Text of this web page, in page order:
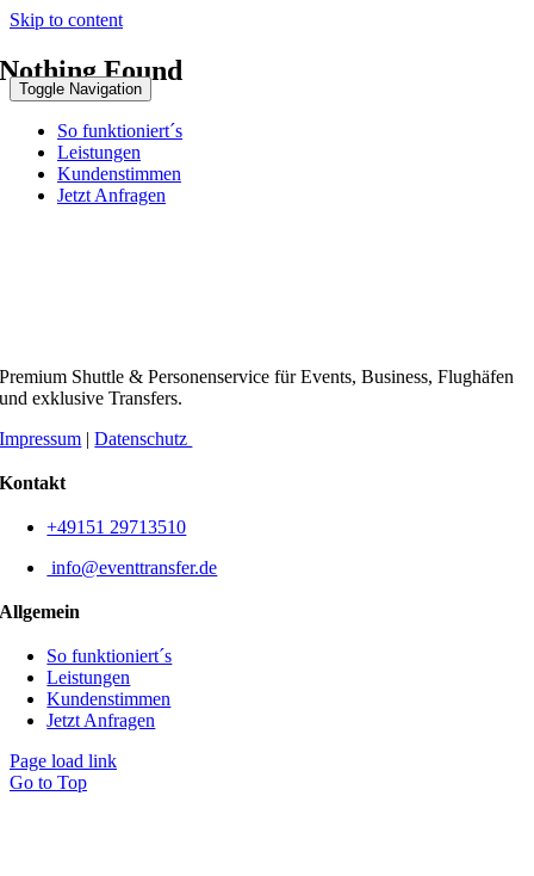
Skip to content
Toggle Navigation
So funktioniert´s
Leistungen
Kundenstimmen
Jetzt Anfragen
Nothing Found
Premium Shuttle & Personenservice für Events, Business, Flughäfen
und exklusive Transfers.
Impressum |Datenschutz
Kontakt
+49151 29713510
info@eventtransfer.de
Allgemein
So funktioniert´s
Leistungen
Kundenstimmen
Jetzt Anfragen
Page load link
Go to Top